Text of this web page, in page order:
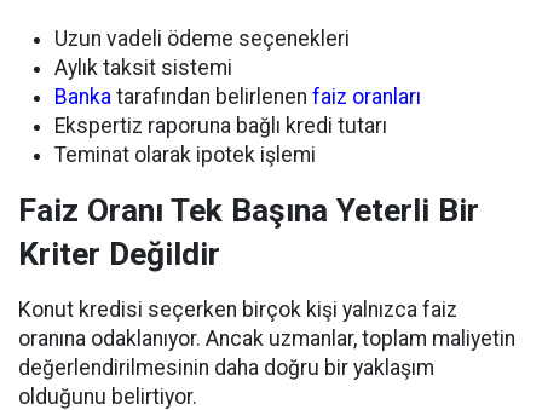
Uzun vadeli ödeme seçenekleri
Aylık taksit sistemi
Banka tarafından belirlenen faiz oranları
Ekspertiz raporuna bağlı kredi tutarı
Teminat olarak ipotek işlemi
Faiz Oranı Tek Başına Yeterli Bir
Kriter Değildir
Konut kredisi seçerken birçok kişi yalnızca faiz
oranına odaklanıyor. Ancak uzmanlar, toplam maliyetin
değerlendirilmesinin daha doğru bir yaklaşım
olduğunu belirtiyor.